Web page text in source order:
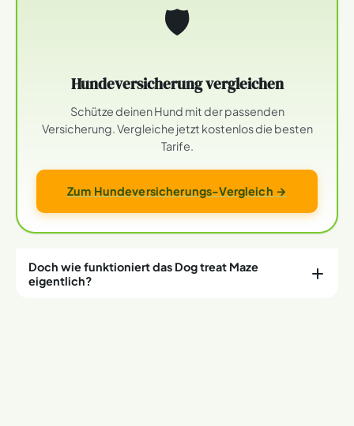
🛡
Hundeversicherung vergleichen
Schütze deinen Hund mit der passenden
Versicherung. Vergleiche jetzt kostenlos die besten
Tarife.
Zum Hundeversicherungs-Vergleich →
Doch wie funktioniert das Dog treat Maze
eigentlich?